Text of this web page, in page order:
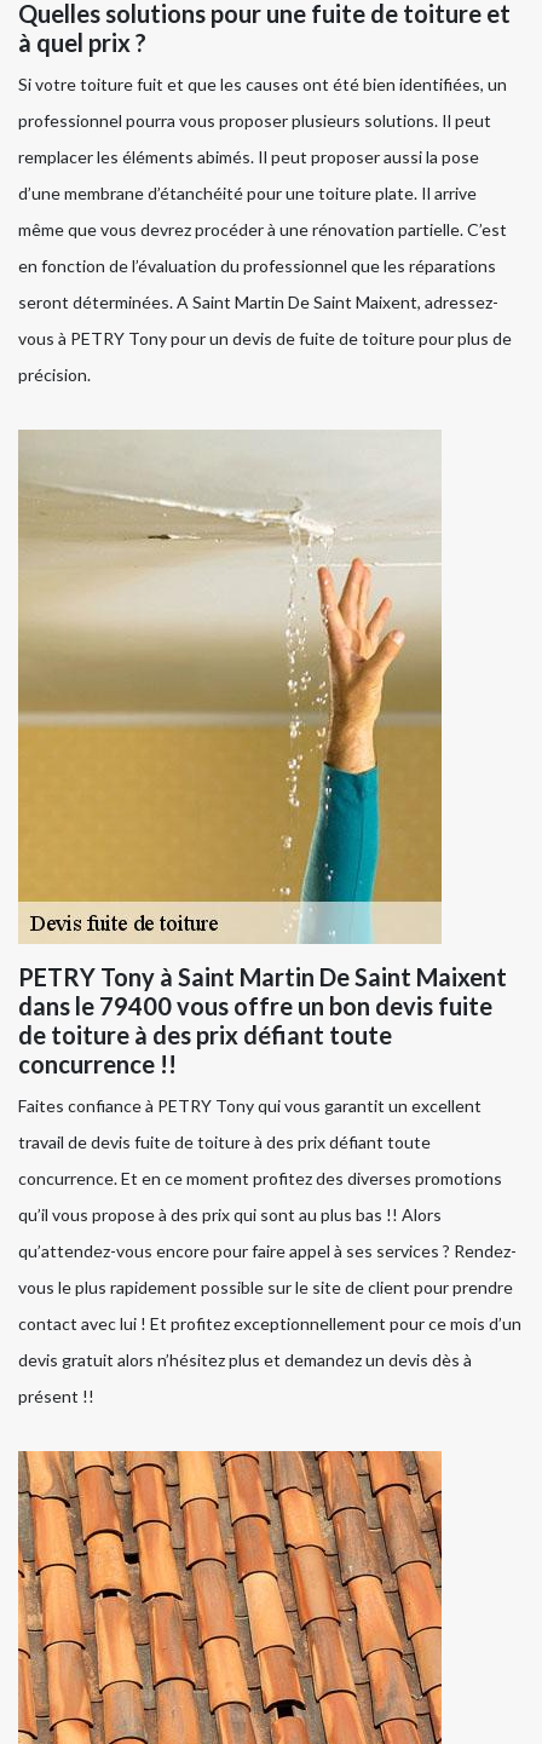
Quelles solutions pour une fuite de toiture et
à quel prix ?
Si votre toiture fuit et que les causes ont été bien identifiées, un
professionnel pourra vous proposer plusieurs solutions. Il peut
remplacer les éléments abimés. Il peut proposer aussi la pose
d’une membrane d’étanchéité pour une toiture plate. Il arrive
même que vous devrez procéder à une rénovation partielle. C’est
en fonction de l’évaluation du professionnel que les réparations
seront déterminées. A Saint Martin De Saint Maixent, adressez-
vous à PETRY Tony pour un devis de fuite de toiture pour plus de
précision.
PETRY Tony à Saint Martin De Saint Maixent
dans le 79400 vous offre un bon devis fuite
de toiture à des prix défiant toute
concurrence !!
Faites confiance à PETRY Tony qui vous garantit un excellent
travail de devis fuite de toiture à des prix défiant toute
concurrence. Et en ce moment profitez des diverses promotions
qu’il vous propose à des prix qui sont au plus bas !! Alors
qu’attendez-vous encore pour faire appel à ses services ? Rendez-
vous le plus rapidement possible sur le site de client pour prendre
contact avec lui ! Et profitez exceptionnellement pour ce mois d’un
devis gratuit alors n’hésitez plus et demandez un devis dès à
présent !!